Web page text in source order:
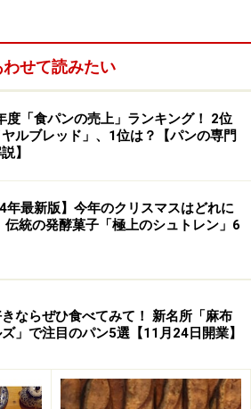
Bread " 「もとはひとつのお
しましょう。
わせて読みたい
度「食パンの売上」ランキング！ 2位
ヤルブレッド」、1位は？【パンの専門
】
年最新版】今年のクリスマスはどれに
伝統の発酵菓子「極上のシュトレン」6
ならぜひ食べてみて！ 新名所「麻布
」で注目のパン5選【11月24日開業】